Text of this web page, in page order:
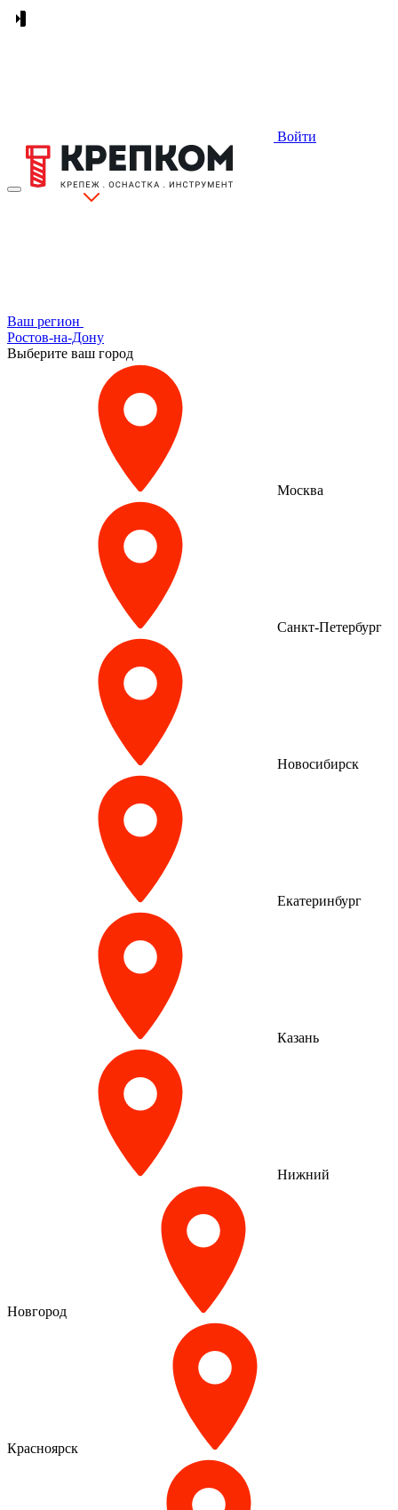
Войти
Ваш регион
Ростов-на-Дону
Выберите ваш город
Москва
Санкт-Петербург
Новосибирск
Екатеринбург
Казань
Нижний
Новгород
Красноярск